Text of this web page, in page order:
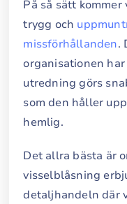
På så sätt
trygg och
missförhållanden.
organisationen
utredning görs
som den håller
hemlig.
Det allra bästa är
visselblåsning
detaljhandeln där